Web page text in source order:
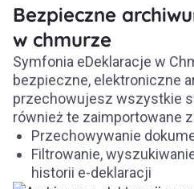
Bezpieczne
w chmurze
Symfonia eDeklaracje w
bezpieczne, elektroniczne
przechowujesz wszystkie
również te zaimportowane
Przechowywanie
Filtrowanie,
historii e-deklaracji